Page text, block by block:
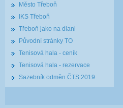
Město Třeboň
IKS Třeboň
Třeboň jako na dlani
Původní stránky TO
Tenisová hala - ceník
Tenisová hala - rezervace
Sazebník odměn ČTS 2019